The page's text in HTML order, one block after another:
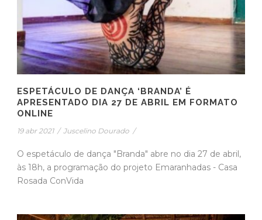
ESPETÁCULO DE DANÇA ‘BRANDA’ É
APRESENTADO DIA 27 DE ABRIL EM FORMATO
ONLINE
19 abr 2021 / Juscelino Dourado /
O espetáculo de dança "Branda" abre no dia 27 de abril,
às 18h, a programação do projeto Emaranhadas - Casa
Rosada ConVida